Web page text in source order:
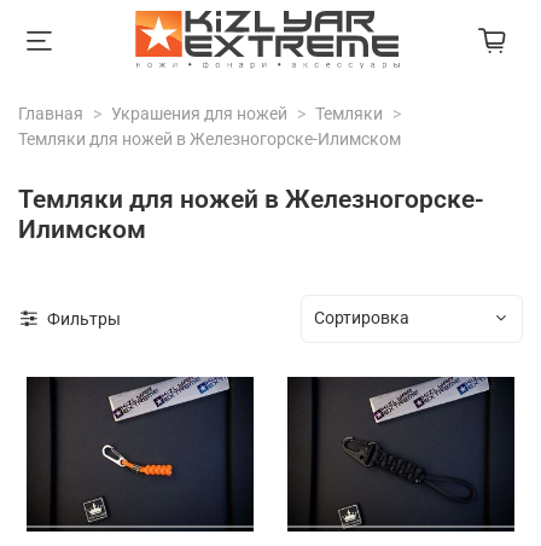
Главная Украшения для ножей
Темляки
Темляки для ножей в Железногорске-Илимском
Темляки для ножей в Железногорске-
Илимском
Фильтры